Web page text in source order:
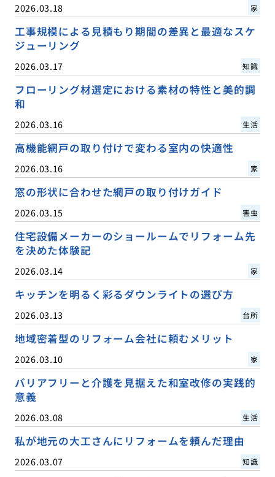
2026.03.18 家
工事規模による見積もり期間の差異と最適なスケ
ジューリング
2026.03.17 知識
フローリング材選定における素材の特性と美的調
和
2026.03.16 生活
高機能網戸の取り付けで変わる室内の快適性
2026.03.16 家
窓の形状に合わせた網戸の取り付けガイド
2026.03.15 害虫
住宅設備メーカーのショールームでリフォーム先
を決めた体験記
2026.03.14 家
キッチンを明るく彩るダウンライトの選び方
2026.03.13 台所
地域密着型のリフォーム会社に頼むメリット
2026.03.10 家
バリアフリーと介護を見据えた和室改修の実践的
意義
2026.03.08 生活
私が地元の大工さんにリフォームを頼んだ理由
2026.03.07 知識